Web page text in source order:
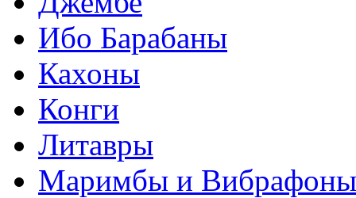
Ибо Барабаны
Кахоны
Конги
Литавры
Маримбы и Вибрафоны